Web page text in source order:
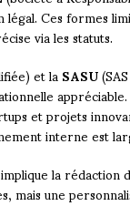
Ces formes
via les statuts.
et laSASU
et projets
interne est
la rédaction
mais une